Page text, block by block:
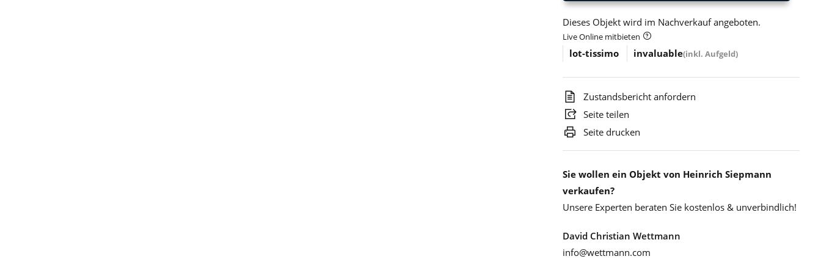
Dieses Objekt wird im Nachverkauf angeboten.
Live Online mitbieten
lot-tissimo invaluable(inkl. Aufgeld)
Zustandsbericht anfordern
Seite teilen
Seite drucken
Sie wollen ein Objekt von Heinrich Siepmann
verkaufen?
Unsere Experten beraten Sie kostenlos & unverbindlich!
David Christian Wettmann
info@wettmann.com